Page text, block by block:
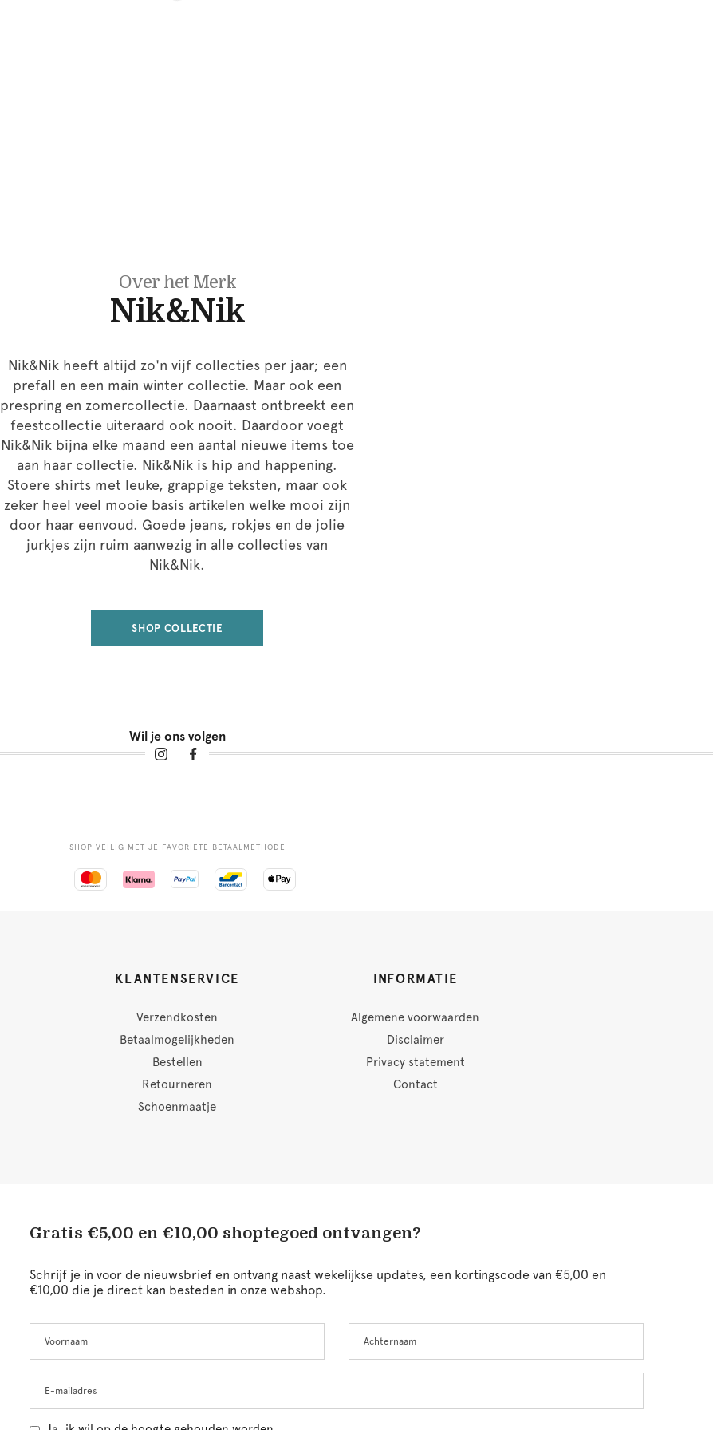
Over het Merk
Nik&Nik
Nik&Nik heeft altijd zo'n vijf collecties per jaar; een
prefall en een main winter collectie. Maar ook een
prespring en zomercollectie. Daarnaast ontbreekt een
feestcollectie uiteraard ook nooit. Daardoor voegt
Nik&Nik bijna elke maand een aantal nieuwe items toe
aan haar collectie. Nik&Nik is hip and happening.
Stoere shirts met leuke, grappige teksten, maar ook
zeker heel veel mooie basis artikelen welke mooi zijn
door haar eenvoud. Goede jeans, rokjes en de jolie
jurkjes zijn ruim aanwezig in alle collecties van
Nik&Nik.
SHOP COLLECTIE
Wil je ons volgen
SHOP VEILIG MET JE FAVORIETE BETAALMETHODE
KLANTENSERVICE
Verzendkosten
Betaalmogelijkheden
Bestellen
Retourneren
Schoenmaatje
INFORMATIE
Algemene voorwaarden
Disclaimer
Privacy statement
Contact
Gratis €5,00 en €10,00 shoptegoed ontvangen?
Schrijf je in voor de nieuwsbrief en ontvang naast wekelijkse updates, een kortingscode van €5,00 en
€10,00 die je direct kan besteden in onze webshop.
this
field
blank